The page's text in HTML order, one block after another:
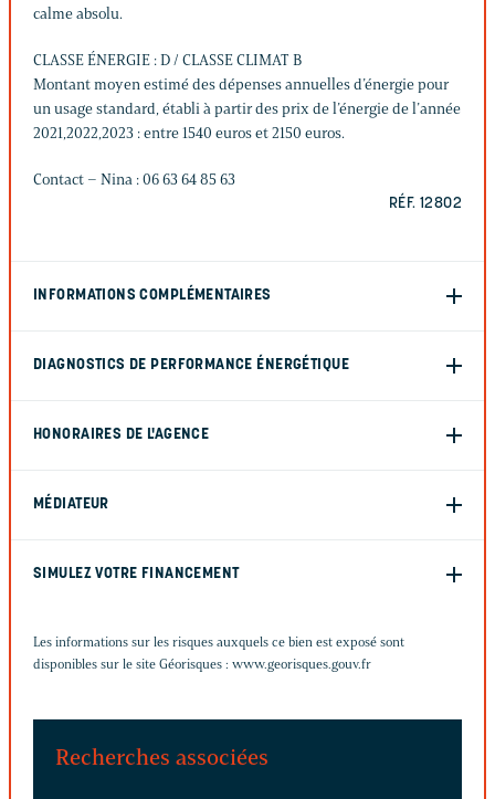
calme absolu.
CLASSE ÉNERGIE : D / CLASSE CLIMAT B
Montant moyen estimé des dépenses annuelles d’énergie pour
un usage standard, établi à partir des prix de l’énergie de l’année
2021,2022,2023 : entre 1540 euros et 2150 euros.
Contact – Nina : 06 63 64 85 63
RÉF. 12802
INFORMATIONS COMPLÉMENTAIRES
DIAGNOSTICS DE PERFORMANCE ÉNERGÉTIQUE
HONORAIRES DE L'AGENCE
MÉDIATEUR
SIMULEZ VOTRE FINANCEMENT
Les informations sur les risques auxquels ce bien est exposé sont
disponibles sur le site Géorisques : www.georisques.gouv.fr
Recherches associées